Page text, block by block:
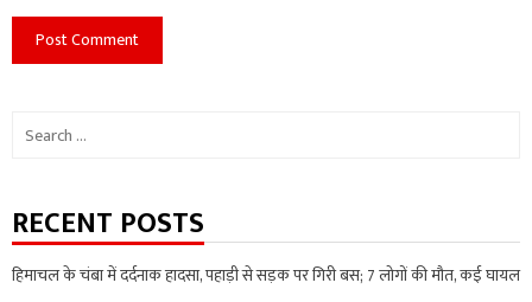
Search
RECENT POSTS
हिमाचल के चंबा में दर्दनाक हादसा, पहाड़ी से सड़क पर गिरी बस; 7 लोगों की मौत, कई घायल